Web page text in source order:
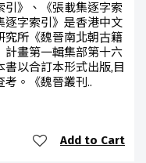
引》、《張載集逐字索
逐字索引》是香港中文
究所《魏晉南北朝古籍
計畫第一輯集部第十六
書以合訂本形式出版,目
考。《魏晉叢刊..
Add to Cart